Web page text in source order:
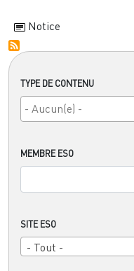
TYPE DE CONTENU
MEMBRE ESO
SITE ESO
- Tout -
Notice